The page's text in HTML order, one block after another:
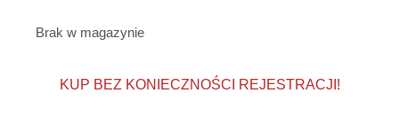
Brak w magazynie
KUP BEZ KONIECZNOŚCI REJESTRACJI!